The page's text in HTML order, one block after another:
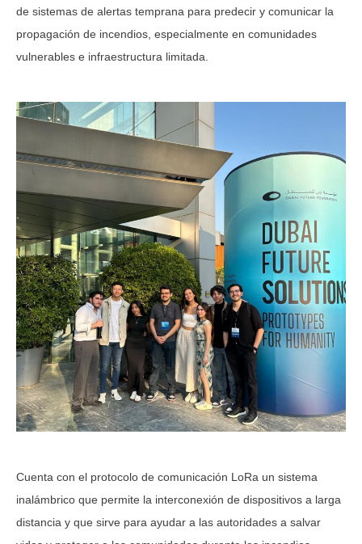
de sistemas de alertas temprana para predecir y comunicar la
propagación de incendios, especialmente en comunidades
vulnerables e infraestructura limitada.
Cuenta con el protocolo de comunicación LoRa un sistema
inalámbrico que permite la interconexión de dispositivos a larga
distancia y que sirve para ayudar a las autoridades a salvar